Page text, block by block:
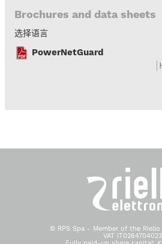
Brochures and data sheets
选择语言
PowerNetGuard
© RPS Spa - Member of the
VAT